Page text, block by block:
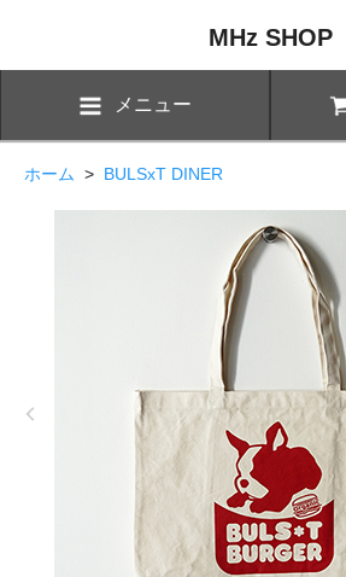
MHz SHOP
メニュー
ホーム > BULSxT DINER